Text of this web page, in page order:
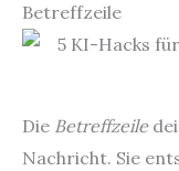
Betreffzeile
Die Betreffzeile
Nachricht. Sie